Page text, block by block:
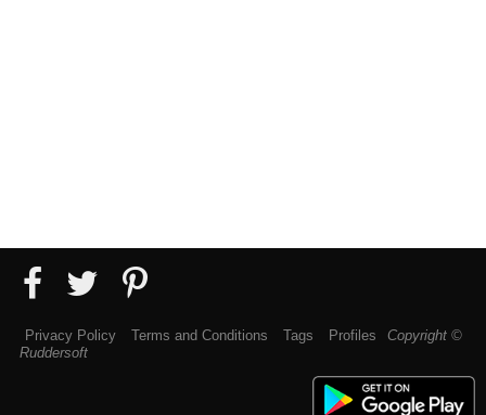
Privacy Policy Terms and Conditions Tags Profiles
Copyright ©
Ruddersoft